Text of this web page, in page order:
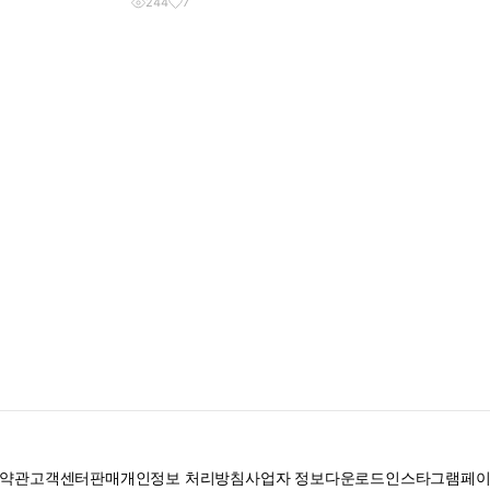
관고객센터판매개인정보 처리방침사업자 정보다운로드인스타그램페